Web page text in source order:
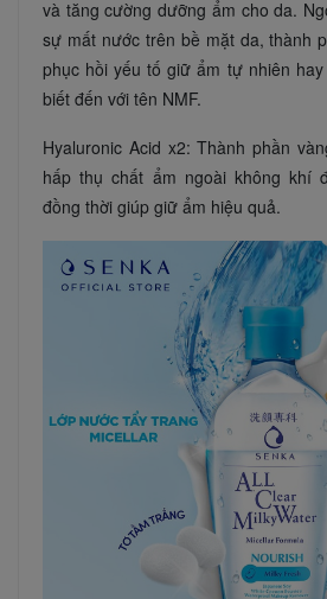
và tăng cường dưỡng ẩm cho da.
sự mất nước trên bề mặt da, thành
phục hồi yếu tố giữ ẩm tự nhiên
biết đến với tên NMF.
Hyaluronic Acid x2: Thành phần
hấp thụ chất ẩm ngoài không khí
đồng thời giúp giữ ẩm hiệu quả.